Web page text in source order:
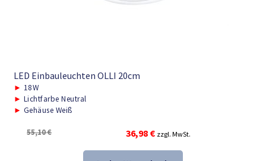
LED Einbauleuchten OLLI 20cm
► 18W
► Lichtfarbe Neutral
► Gehäuse Weiß
55,10€
Ursprünglicher
Preis
36,98 €Aktueller
Preis
zzgl. MwSt.